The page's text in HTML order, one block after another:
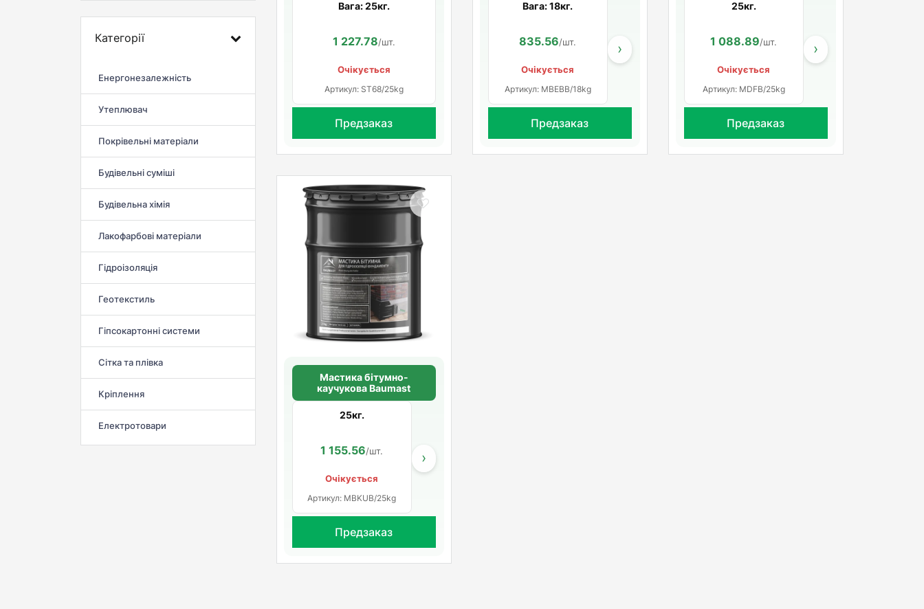
Категорії
Енергонезалежність
Утеплювач
Покрівельні матеріали
Будівельні суміші
Будівельна хімія
Лакофарбові матеріали
Гідроізоляція
Геотекстиль
Гіпсокартонні системи
Сітка та плівка
Кріплення
Електротовари
Вага: 25кг.
1 227.78/шт.
Очікується
Артикул: ST68/25kg
Предзаказ
Вага: 18кг.
835.56/шт.
Очікується
Артикул: MBEBB/18kg
277.22
›
Предзаказ
25кг.
1 088.89/шт.
Очікується
Артикул: MDFB/25kg
›
Предзаказ
Мастика бітумно-
каучукова Baumast
25кг.
1 155.56/шт.
Очікується
Артикул: MBKUB/25kg
›
Предзаказ